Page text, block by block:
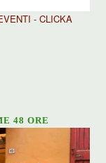
- CLICKA
48 ORE